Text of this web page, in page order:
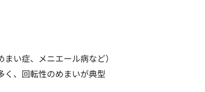
い症、メニエール病など）
く、回転性のめまいが典型